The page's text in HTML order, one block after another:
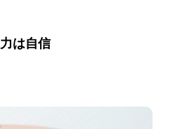
は自信